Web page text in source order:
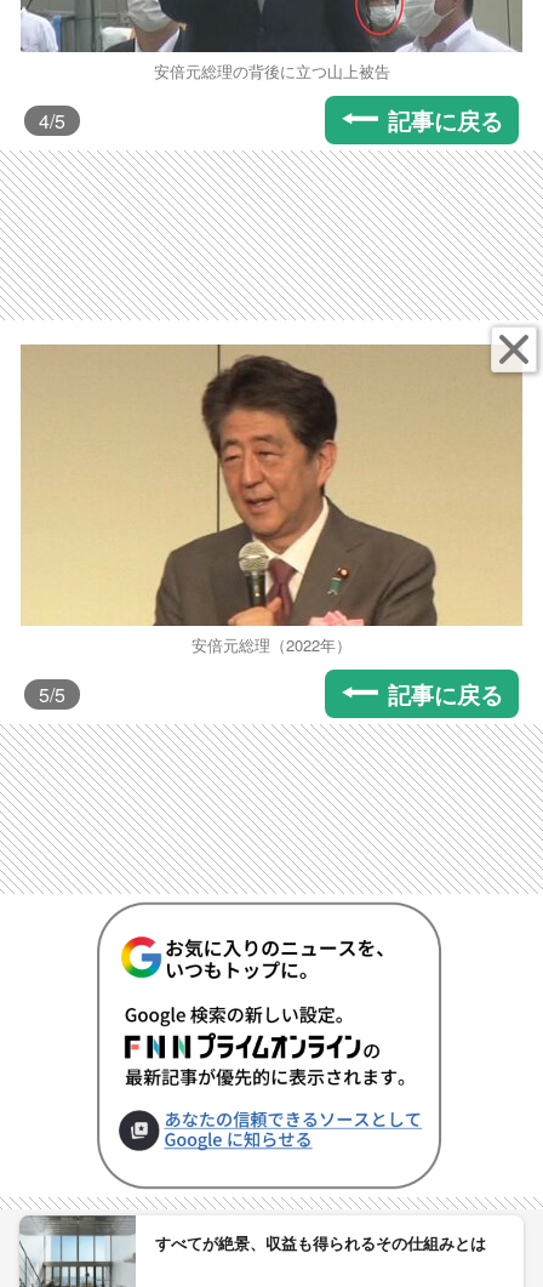
安倍元総理の背後に立つ山上被告
4/5 記事に戻る
安倍元総理（2022年）
5/5 記事に戻る
すべてが絶景、収益も得られるその仕組みとは